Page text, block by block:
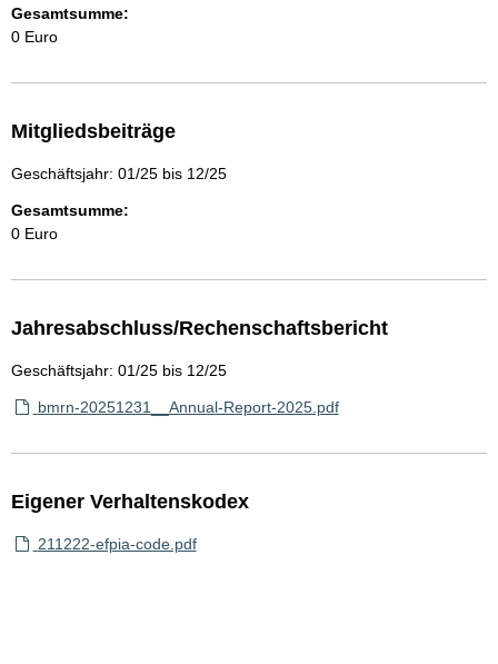
Gesamtsumme:
0 Euro
Mitgliedsbeiträge
Geschäftsjahr: 01/25 bis 12/25
Gesamtsumme:
0 Euro
Jahresabschluss/Rechenschaftsbericht
Geschäftsjahr: 01/25 bis 12/25
bmrn-20251231__Annual-Report-2025.pdf
Eigener Verhaltenskodex
211222-efpia-code.pdf